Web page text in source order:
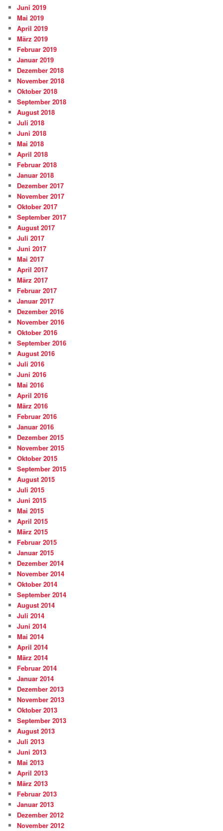
Juni 2019
Mai 2019
April 2019
März 2019
Februar 2019
Januar 2019
Dezember 2018
November 2018
Oktober 2018
September 2018
August 2018
Juli 2018
Juni 2018
Mai 2018
April 2018
Februar 2018
Januar 2018
Dezember 2017
November 2017
Oktober 2017
September 2017
August 2017
Juli 2017
Juni 2017
Mai 2017
April 2017
März 2017
Februar 2017
Januar 2017
Dezember 2016
November 2016
Oktober 2016
September 2016
August 2016
Juli 2016
Juni 2016
Mai 2016
April 2016
März 2016
Februar 2016
Januar 2016
Dezember 2015
November 2015
Oktober 2015
September 2015
August 2015
Juli 2015
Juni 2015
Mai 2015
April 2015
März 2015
Februar 2015
Januar 2015
Dezember 2014
November 2014
Oktober 2014
September 2014
August 2014
Juli 2014
Juni 2014
Mai 2014
April 2014
März 2014
Februar 2014
Januar 2014
Dezember 2013
November 2013
Oktober 2013
September 2013
August 2013
Juli 2013
Juni 2013
Mai 2013
April 2013
März 2013
Februar 2013
Januar 2013
Dezember 2012
November 2012